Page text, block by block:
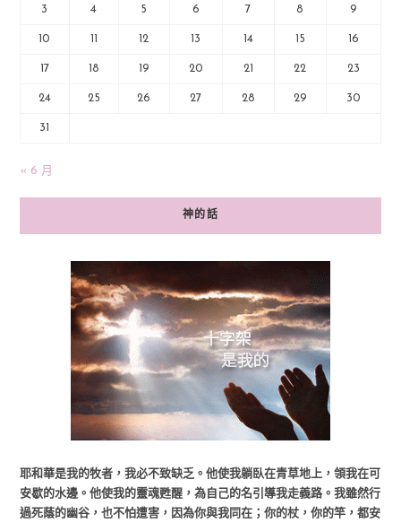
3 4 5 6 7 8 9
10 11 12 13 14 15 16
17 18 19 20 21 22 23
24 25 26 27 28 29 30
31
« 6 月
神的話
耶和華是我的牧者，我必不致缺乏。他使我躺臥在青草地上，領我在可
安歇的水邊。他使我的靈魂甦醒，為自己的名引導我走義路。我雖然行
過死蔭的幽谷，也不怕遭害，因為你與我同在；你的杖，你的竿，都安